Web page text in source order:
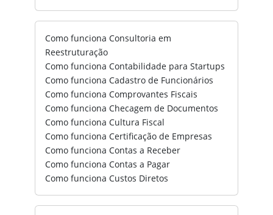
Como funciona Consultoria em
Reestruturação
Como funciona Contabilidade para Startups
Como funciona Cadastro de Funcionários
Como funciona Comprovantes Fiscais
Como funciona Checagem de Documentos
Como funciona Cultura Fiscal
Como funciona Certificação de Empresas
Como funciona Contas a Receber
Como funciona Contas a Pagar
Como funciona Custos Diretos